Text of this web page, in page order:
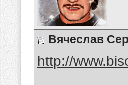
Вячеслав
http://